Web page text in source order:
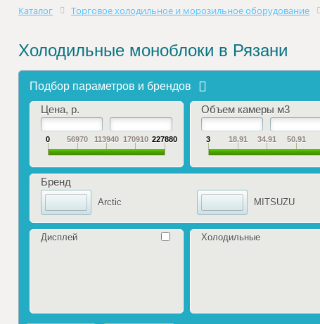
Каталог Торговое холодильное и морозильное оборудование
Холодильные моноблоки в Рязани
Подбор параметров и брендов
Цена, р.
0 56970 113940 170910 227880
Объем камеры м​3
3 18.91 34.91 50.91
Бренд
Arctic MITSUZU
Дисплей Холодильные